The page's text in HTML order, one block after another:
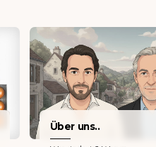
Über uns..